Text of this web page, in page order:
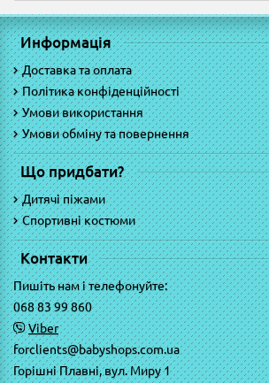
Информація
Доставка та оплата
Політика конфіденційності
Умови використання
Умови обміну та повернення
Що придбати?
Дитячі піжами
Спортивні костюми
Контакти
Пишіть нам і телефонуйте:
068 83 99 860
Viber
forclients@babyshops.com.ua
Горішні Плавні, вул. Миру 1